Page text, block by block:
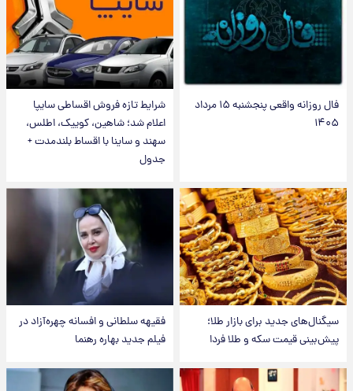
فال روزانه واقعی پنجشنبه ۱۵ مرداد
۱۴۰۵
شرایط تازه فروش اقساطی سایپا
اعلام شد؛ شاهین، کوییک، اطلس،
سهند و ساینا با اقساط بلندمدت +
جدول
سیگنال‌های جدید برای بازار طلا؛
پیش‌بینی قیمت سکه و طلا فردا
فقیهه سلطانی و افسانه چهره‌آزاد در
فیلم جدید بهاره رهنما